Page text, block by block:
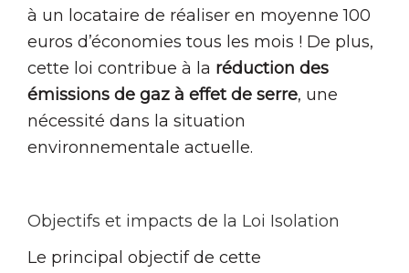
à un locataire de réaliser en moyenne 100
euros d’économies tous les mois ! De plus,
cette loi contribue à la réduction des
émissions de gaz à effet de serre, une
nécessité dans la situation
environnementale actuelle.
Objectifs et impacts de la Loi Isolation
Le principal objectif de cette